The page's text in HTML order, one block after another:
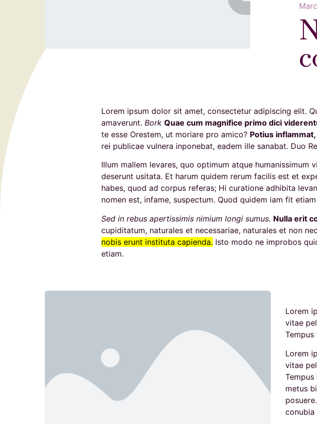
Lorem ipsum dolor sit amet, consectetur adipiscing elit.
amaverunt. Bork Quae cum magnifice primo dici
te esse Orestem, ut moriare pro amico? Potius
rei publicae vulnera inponebat, eadem ille sanabat. Duo
Illum mallem levares, quo optimum atque
deserunt usitata. Et harum quidem rerum facilis est et
habes, quod ad corpus referas; Hi curatione adhibita
nomen est, infame, suspectum. Quod quidem iam fit
Sed in rebus apertissimis nimium longi sumus. Nulla erit
cupiditatum, naturales et necessariae, naturales et non
nobis erunt instituta capienda. Isto modo ne improbos
etiam.
Lorem
vitae
Lorem
vitae
metus
conubia